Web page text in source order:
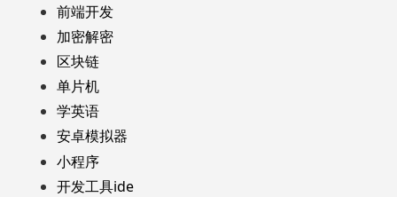
前端开发
加密解密
区块链
单片机
学英语
安卓模拟器
小程序
开发工具ide